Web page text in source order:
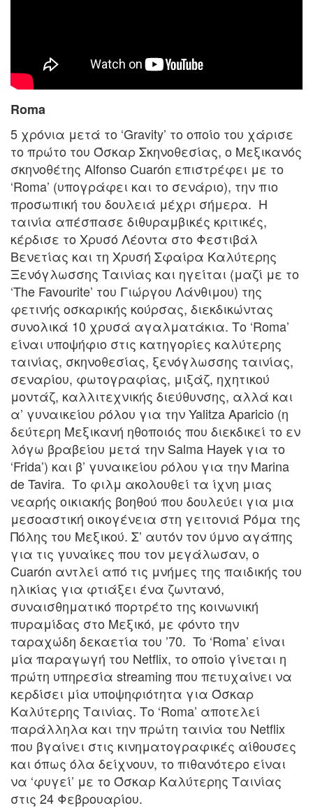
Roma
5 χρόνια μετά το ‘Gravity’ το οποίο του χάρισε
το πρώτο του Όσκαρ Σκηνοθεσίας, ο Μεξικανός
σκηνοθέτης Alfonso Cuarón επιστρέφει με το
‘Roma’ (υπογράφει και το σενάριο), την πιο
προσωπική του δουλειά μέχρι σήμερα. Η
ταινία απέσπασε διθυραμβικές κριτικές,
κέρδισε το Χρυσό Λέοντα στο Φεστιβάλ
Βενετίας και τη Χρυσή Σφαίρα Καλύτερης
Ξενόγλωσσης Ταινίας και ηγείται (μαζί με το
‘The Favourite’ του Γιώργου Λάνθιμου) της
φετινής οσκαρικής κούρσας, διεκδικώντας
συνολικά 10 χρυσά αγαλματάκια. Το ‘Roma’
είναι υποψήφιο στις κατηγορίες καλύτερης
ταινίας, σκηνοθεσίας, ξενόγλωσσης ταινίας,
σεναρίου, φωτογραφίας, μιξάζ, ηχητικού
μοντάζ, καλλιτεχνικής διεύθυνσης, αλλά και
α’ γυναικείου ρόλου για την Yalitza Aparicio (η
δεύτερη Μεξικανή ηθοποιός που διεκδικεί το εν
λόγω βραβείου μετά την Salma Hayek για το
‘Frida’) και β’ γυναικείου ρόλου για την Marina
de Tavira. Το φιλμ ακολουθεί τα ίχνη μιας
νεαρής οικιακής βοηθού που δουλεύει για μια
μεσοαστική οικογένεια στη γειτονιά Ρόμα της
Πόλης του Μεξικού. Σ’ αυτόν τον ύμνο αγάπης
για τις γυναίκες που τον μεγάλωσαν, ο
Cuarón αντλεί από τις μνήμες της παιδικής του
ηλικίας για φτιάξει ένα ζωντανό,
συναισθηματικό πορτρέτο της κοινωνική
πυραμίδας στο Μεξικό, με φόντο την
ταραχώδη δεκαετία του ’70. To ‘Roma’ είναι
μία παραγωγή του Netflix, το οποίο γίνεται η
πρώτη υπηρεσία streaming που πετυχαίνει να
κερδίσει μία υποψηφιότητα για Όσκαρ
Καλύτερης Ταινίας. Το ‘Roma’ αποτελεί
παράλληλα και την πρώτη ταινία του Netflix
που βγαίνει στις κινηματογραφικές αίθουσες
και όπως όλα δείχνουν, το πιθανότερο είναι
να ‘φυγεί’ με το Όσκαρ Καλύτερης Ταινίας
στις 24 Φεβρουαρίου.